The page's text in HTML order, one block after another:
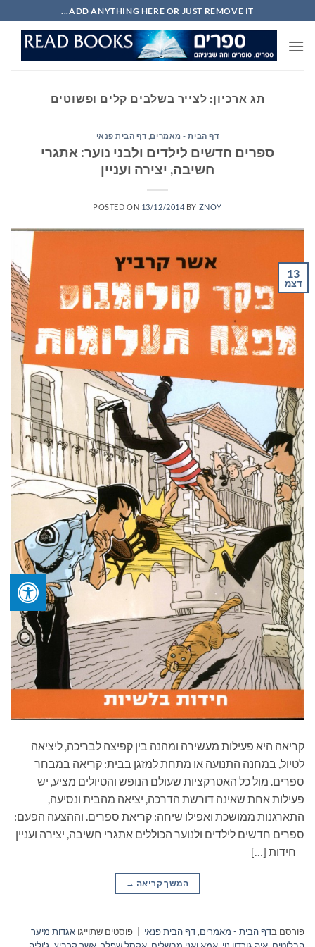
to
content
ADD ANYTHING HERE OR JUST REMOVE IT...
תג ארכיון: לצייר בשלבים קלים ופשוטים
דף הבית - מאמרים דף הבית פנאי
ספרים חדשים לילדים ולבני נוער: אתגרי
חשיבה, יצירה ועניין
POSTED ON 13/12/2014 BY ZNOY
13
דצמ
קריאה היא פעילות מעשירה ומהנה בין קפיצה לבריכה, ליציאה
לטיול, במחנה התנועה או מתחת למזגן בבית: קריאה במבחר
ספרים. מול כל האטרקציות שעולם הנופש והטיולים מציע, יש
פעילות אחת שאינה דורשת הדרכה, יציאה מהבית ונסיעה,
התארגנות ממושכת ואפילו שיחה: קריאת ספרים. וההצעה הפעם:
ספרים חדשים לילדים ולנוער הכוללים אתגרי חשיבה, יצירה ועניין
חידות […]
המשך קריאה →
פורסם בדף הבית - מאמרים,דף הבית פנאי פוסטים שתוייגו אגדות מיער